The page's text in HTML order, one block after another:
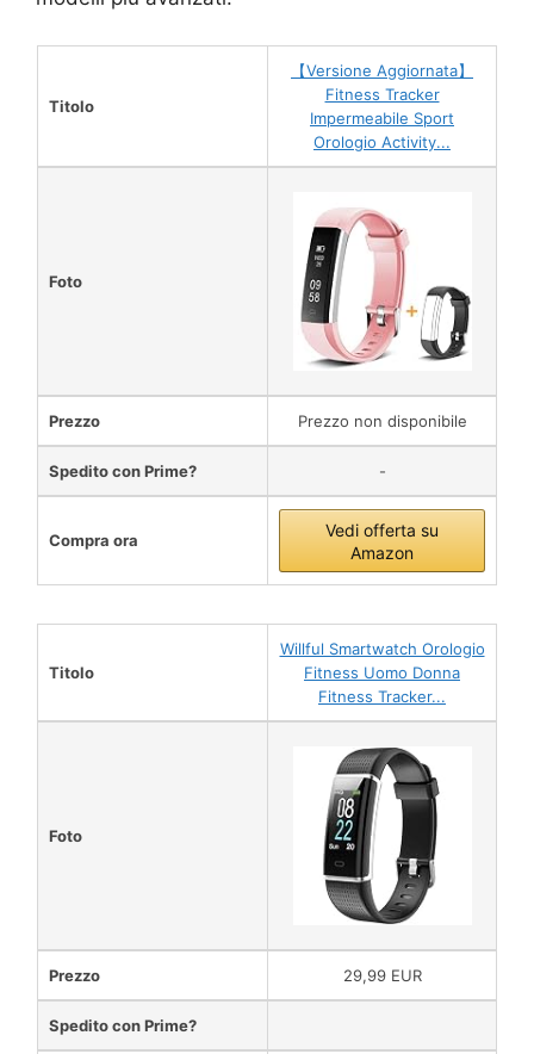
Titolo
【Versione Aggiornata】
Fitness Tracker
Impermeabile Sport
Orologio Activity...
Foto
Prezzo Prezzo non disponibile
Spedito con Prime? -
Compra ora
Vedi offerta su
Amazon
Titolo
Willful Smartwatch Orologio
Fitness Uomo Donna
Fitness Tracker...
Foto
Prezzo 29,99 EUR
Spedito con Prime?